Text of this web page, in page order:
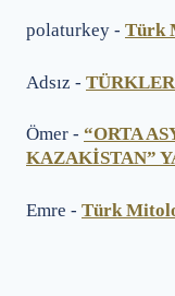
polaturkey - Türk
Adsız -
Ömer - “ORTA
KAZAKİSTAN”
Emre - Türk